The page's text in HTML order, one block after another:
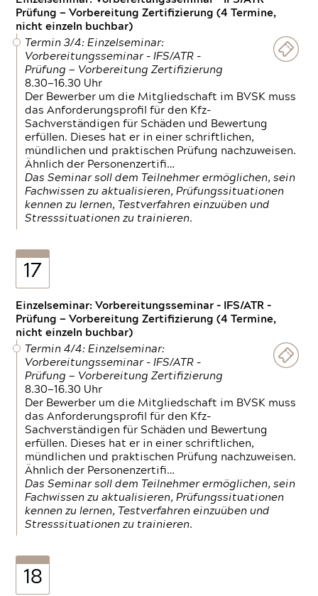
Prüfung — Vorbereitung Zertifizierung (4 Termine,
nicht einzeln buchbar)
Termin 3/4: Einzelseminar:
Vorbereitungsseminar - IFS/ATR -
Prüfung — Vorbereitung Zertifizierung
8.30—16.30 Uhr
Der Bewerber um die Mitgliedschaft im BVSK muss
das Anforderungsprofil für den Kfz-
Sachverständigen für Schäden und Bewertung
erfüllen. Dieses hat er in einer schriftlichen,
mündlichen und praktischen Prüfung nachzuweisen.
Ähnlich der Personenzertifi…
Das Seminar soll dem Teilnehmer ermöglichen, sein
Fachwissen zu aktualisieren, Prüfungssituationen
kennen zu lernen, Testverfahren einzuüben und
Stresssituationen zu trainieren.
17
Einzelseminar: Vorbereitungsseminar - IFS/ATR -
Prüfung — Vorbereitung Zertifizierung (4 Termine,
nicht einzeln buchbar)
Termin 4/4: Einzelseminar:
Vorbereitungsseminar - IFS/ATR -
Prüfung — Vorbereitung Zertifizierung
8.30—16.30 Uhr
Der Bewerber um die Mitgliedschaft im BVSK muss
das Anforderungsprofil für den Kfz-
Sachverständigen für Schäden und Bewertung
erfüllen. Dieses hat er in einer schriftlichen,
mündlichen und praktischen Prüfung nachzuweisen.
Ähnlich der Personenzertifi…
Das Seminar soll dem Teilnehmer ermöglichen, sein
Fachwissen zu aktualisieren, Prüfungssituationen
kennen zu lernen, Testverfahren einzuüben und
Stresssituationen zu trainieren.
18